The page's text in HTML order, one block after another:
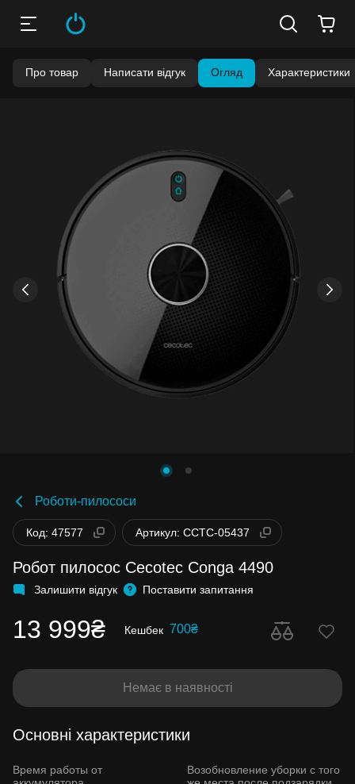
Про товар Написати відгук Огляд Характеристики
‹ ›
Роботи-пилососи
Код: 47577 Артикул: CCTC-05437
Робот пилосос Cecotec Conga 4490
Залишити відгук Поставити запитання
13 999₴ Кешбек 700₴
Накопиченими бонусами можна сплатити до 99% вартості
наступної покупки:детальніше
Немає в наявності
Основні характеристики
Время работы от
Возобновление уборки с того